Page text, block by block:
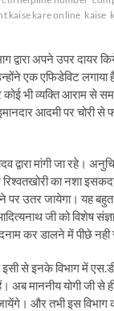
kaise kare online kaise
अपने उपर दायर
एक एफिडेविट
भी व्यक्ति आराम से
आदमी पर चोरी से
मांगी जा रहे।
रिश्वतखोरी का नशा
उतर जायेगा। यह बहुत
जी को विशेष
कर डालने में पीछे नही
इसी से इनके विभाग में
अब माननीय योगी जी से
और तभी इस विभाग